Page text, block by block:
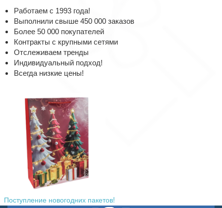
Работаем с 1993 года!
Выполнили свыше 450 000 заказов
Более 50 000 покупателей
Контракты с крупными сетями
Отслеживаем тренды
Индивидуальный подход!
Всегда низкие цены!
Поступление новогодних пакетов!